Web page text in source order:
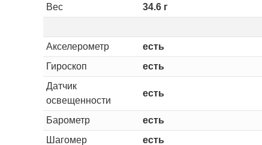
Вес
34.6 г
Акселерометр
есть
Гироскоп
есть
Датчик
освещенности
есть
Барометр
есть
Шагомер
есть